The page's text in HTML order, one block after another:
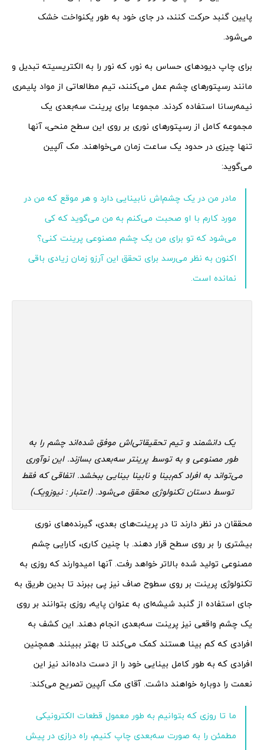
پایین گنبد حرکت کنند، در جای خود به طور یکنواخت خشک
می‌شود.
برای چاپ دیودهای حساس به نور، که نور را به الکتریسیته تبدیل و
مانند رسپتورهای چشم عمل می‌کنند، تیم مطالعاتی از مواد پلیمری
نیمه‌رسانا استفاده کردند. مجموعا برای پرینت سه‌بعدی یک
مجموعه کامل از رسپتورهای نوری بر روی این سطح منحی‌، آنها
تنها چیزی در حدود یک ساعت زمان می‌خواهند. مک آلپین
می‌گوید:
مادر من در یک چشم‌اش نابینایی دارد و هر موقع که من در
مورد کارم با او صحبت می‌کنم به من می‌گوید که کی
می‌شود که تو برای من یک چشم مصنوعی پرینت کنی؟
اکنون به نظر می‌رسد برای تحقق این آرزو زمان زیادی باقی
نمانده است.
یک دانشمند و تیم تحقیقاتی‌اش موفق شده‌اند چشم را به
طور مصنوعی و به توسط پرینتر سه‌بعدی بسازند. این نوآوری
می‌تواند به افراد کم‌بینا و نابینا بینایی ببخشد. اتفاقی که فقط
توسط دستان تکنولوژی محقق می‌شود. (اعتبار :‌ نیوزویک)
محققان در نظر دارند تا در پرینت‌های بعدی، گیرنده‌های نوری
بیشتری را بر روی سطح قرار دهند. با چنین کاری، کارایی چشم
مصنوعی تولید شده بالاتر خواهد رفت. آنها امیدوارند که روزی به
تکنولوژی پرینت بر روی سطوح صاف نیز پی ببرند تا بدین طریق به
جای استفاده از گنبد شیشه‌ای به عنوان پایه، روزی بتوانند بر روی
یک چشم واقعی نیز پرینت سه‌بعدی انجام دهند. این کشف به
افرادی که کم بینا هستند کمک می‌کند تا بهتر ببینند. همچنین
افرادی که به طور کامل بینایی خود را از دست داده‌اند نیز این
نعمت را دوباره خواهند داشت. آقای مک آلپین تصریح می‌کند:
ما تا روزی که بتوانیم به طور معمول قطعات الکترونیکی
مطمئن را به صورت سه‌بعدی چاپ کنیم، راه درازی در پیش